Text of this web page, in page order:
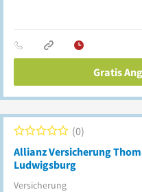
Gratis
Allianz Versicherung
Ludwigsburg
Versicherung
0